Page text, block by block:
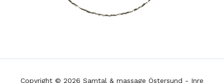
Copyright © 2026 Samtal & massage Östersund - Inre